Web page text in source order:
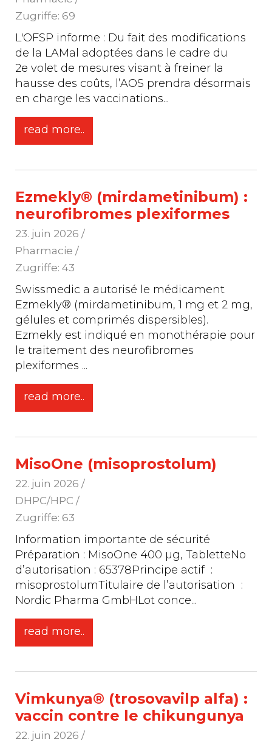
Zugriffe: 69
L'OFSP informe : Du fait des modifications
de la LAMal adoptées dans le cadre du
2e volet de mesures visant à freiner la
hausse des coûts, l’AOS prendra désormais
en charge les vaccinations...
read more..
Ezmekly® (mirdametinibum) :
neurofibromes plexiformes
23. juin 2026 /
Pharmacie /
Zugriffe: 43
Swissmedic a autorisé le médicament
Ezmekly® (mirdametinibum, 1 mg et 2 mg,
gélules et comprimés dispersibles).
Ezmekly est indiqué en monothérapie pour
le traitement des neurofibromes
plexiformes ...
read more..
MisoOne (misoprostolum)
22. juin 2026 /
DHPC/HPC /
Zugriffe: 63
Information importante de sécurité
Préparation : MisoOne 400 µg, TabletteNo
d’autorisation : 65378Principe actif :
misoprostolumTitulaire de l’autorisation :
Nordic Pharma GmbHLot conce...
read more..
Vimkunya® (trosovavilp alfa) :
vaccin contre le chikungunya
22. juin 2026 /